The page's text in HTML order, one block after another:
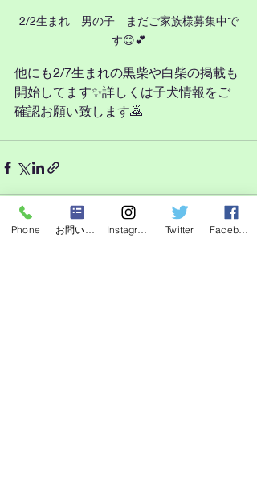
2/2生まれ　男の子　まだご家族様募集中で
す😊💕
他にも2/7生まれの黒柴や白柴の掲載も
開始してます✨詳しくは子犬情報をご
確認お願い致します🙇
Phone Twitter